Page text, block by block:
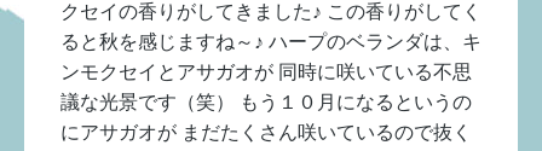
クセイの香りがしてきました♪ この香りがしてく
ると秋を感じますね～♪ ハープのベランダは、キ
ンモクセイとアサガオが 同時に咲いている不思
議な光景です（笑） もう１０月になるというの
にアサガオが まだたくさん咲いているので抜く